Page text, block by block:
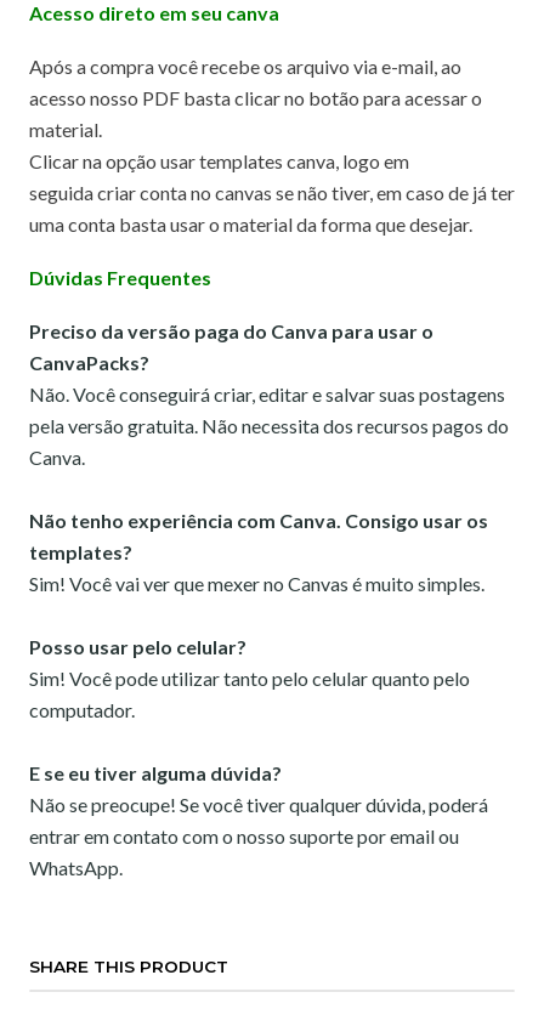
Acesso direto em seu canva
Após a compra você recebe os arquivo via e-mail, ao
acesso nosso PDF basta clicar no botão para acessar o
material.
Clicar na opção usar templates canva, logo em
seguida criar conta no canvas se não tiver, em caso de já ter
uma conta basta usar o material da forma que desejar.
Dúvidas Frequentes
Preciso da versão paga do Canva para usar o
CanvaPacks?
Não. Você conseguirá criar, editar e salvar suas postagens
pela versão gratuita. Não necessita dos recursos pagos do
Canva.
Não tenho experiência com Canva. Consigo usar os
templates?
Sim! Você vai ver que mexer no Canvas é muito simples.
Posso usar pelo celular?
Sim! Você pode utilizar tanto pelo celular quanto pelo
computador.
E se eu tiver alguma dúvida?
Não se preocupe! Se você tiver qualquer dúvida, poderá
entrar em contato com o nosso suporte por email ou
WhatsApp.
SHARE THIS PRODUCT